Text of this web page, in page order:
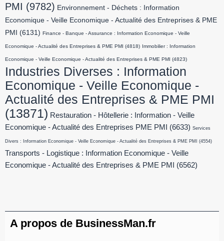
PMI (9782) Environnement - Déchets : Information
Economique - Veille Economique - Actualité des Entreprises & PME
PMI
(6131) Finance - Banque - Assurance : Information Economique - Veille
Economique - Actualité des Entreprises & PME PMI (4818) Immobilier : Information
Economique - Veille Economique - Actualité des Entreprises & PME PMI (4823)
Industries Diverses : Information
Economique - Veille Economique -
Actualité des Entreprises & PME PMI
(13871) Restauration - Hôtellerie : Information - Veille
Economique - Actualité des Entreprises PME PMI
(6633) Services
Divers : Information Economique - Veille Economique - Actualité des Entreprises & PME PMI (4554)
Transports - Logistique : Information Economique - Veille
Economique - Actualité des Entreprises & PME PMI
(6562)
A propos de BusinessMan.fr